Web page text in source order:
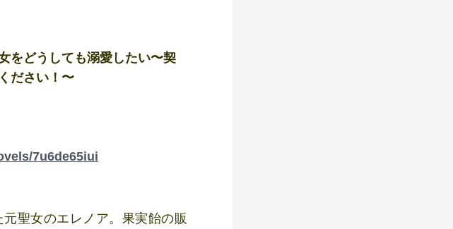
をどうしても溺愛したい〜契
ださい！〜
7u6de65iui
聖女のエレノア。果実飴の販